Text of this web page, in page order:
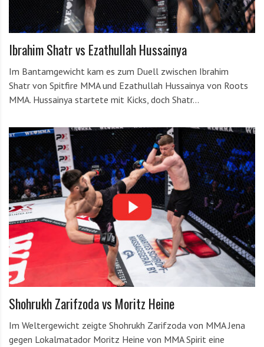
Ibrahim Shatr vs Ezathullah Hussainya
Im Bantamgewicht kam es zum Duell zwischen Ibrahim
Shatr von Spitfire MMA und Ezathullah Hussainya von Roots
MMA. Hussainya startete mit Kicks, doch Shatr…
Shohrukh Zarifzoda vs Moritz Heine
Im Weltergewicht zeigte Shohrukh Zarifzoda von MMA Jena
gegen Lokalmatador Moritz Heine von MMA Spirit eine